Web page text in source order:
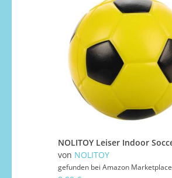
von NOLITOY
gefunden bei Amazon Marketplace